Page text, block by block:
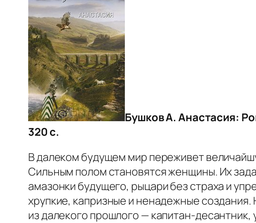
Бушков А. Анастасия:
320 с.
В далеком будущем мир переживет
Сильным полом становятся женщины. Их
амазонки будущего, рыцари без страха и
хрупкие, капризные и ненадежные
из далекого прошлого — капитан-